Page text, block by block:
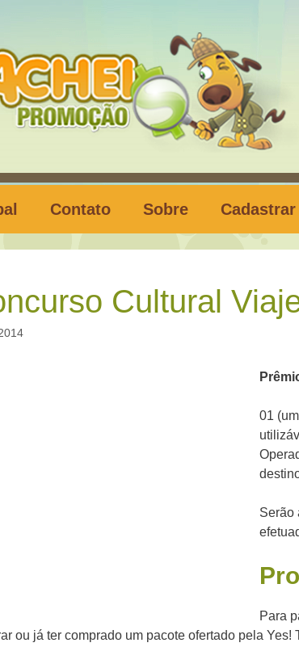
Contato Sobre
Cultural
Prê
01
Serão
Para
ou já ter comprado um pacote ofertado pela Yes!